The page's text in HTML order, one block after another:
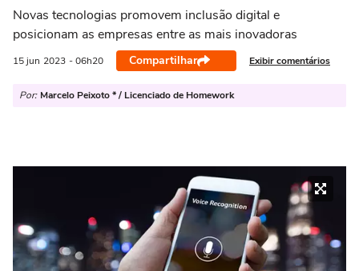
Novas tecnologias promovem inclusão digital e
posicionam as empresas entre as mais inovadoras
15 jun 2023 - 06h20 Compartilhar Exibir comentários
Por: Marcelo Peixoto * / Licenciado de Homework